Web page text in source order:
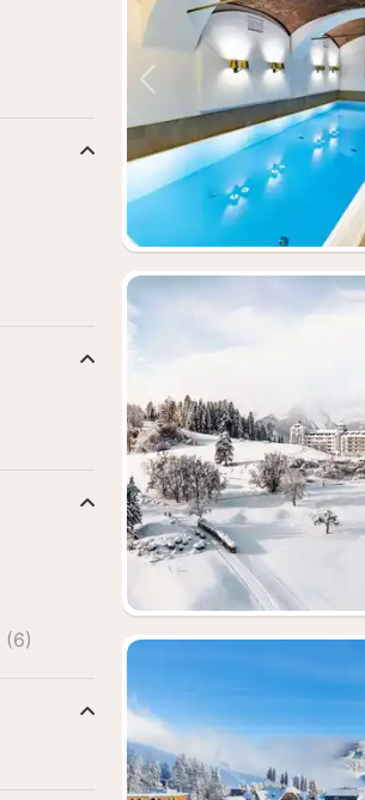
Forrige billede
Forrige billede
(6)